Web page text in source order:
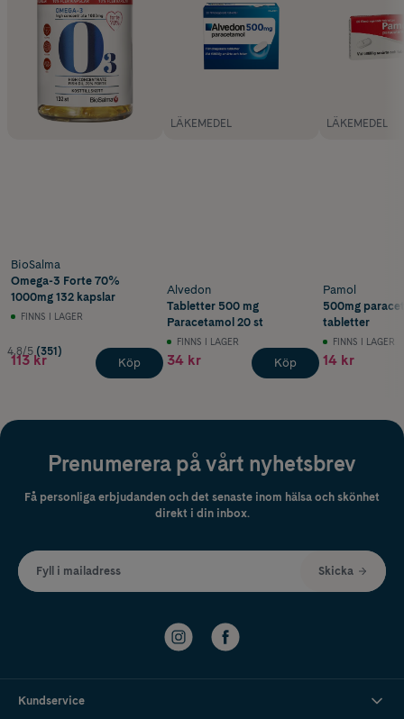
BioSalma
Omega-3 Forte 70%
1000mg 132 kapslar
FINNS I LAGER
4.8/5 (351)
113 kr Köp
LÄKEMEDEL
Alvedon
Tabletter 500 mg
Paracetamol 20 st
FINNS I LAGER
34 kr Köp
LÄKEMEDEL
Pamol
500mg
tabletter
FINNS I LAGER
14 kr
Prenumerera på vårt nyhetsbrev
Få personliga erbjudanden och det senaste inom hälsa och skönhet
direkt i din inbox.
Fyll i mailadress Skicka
Kundservice